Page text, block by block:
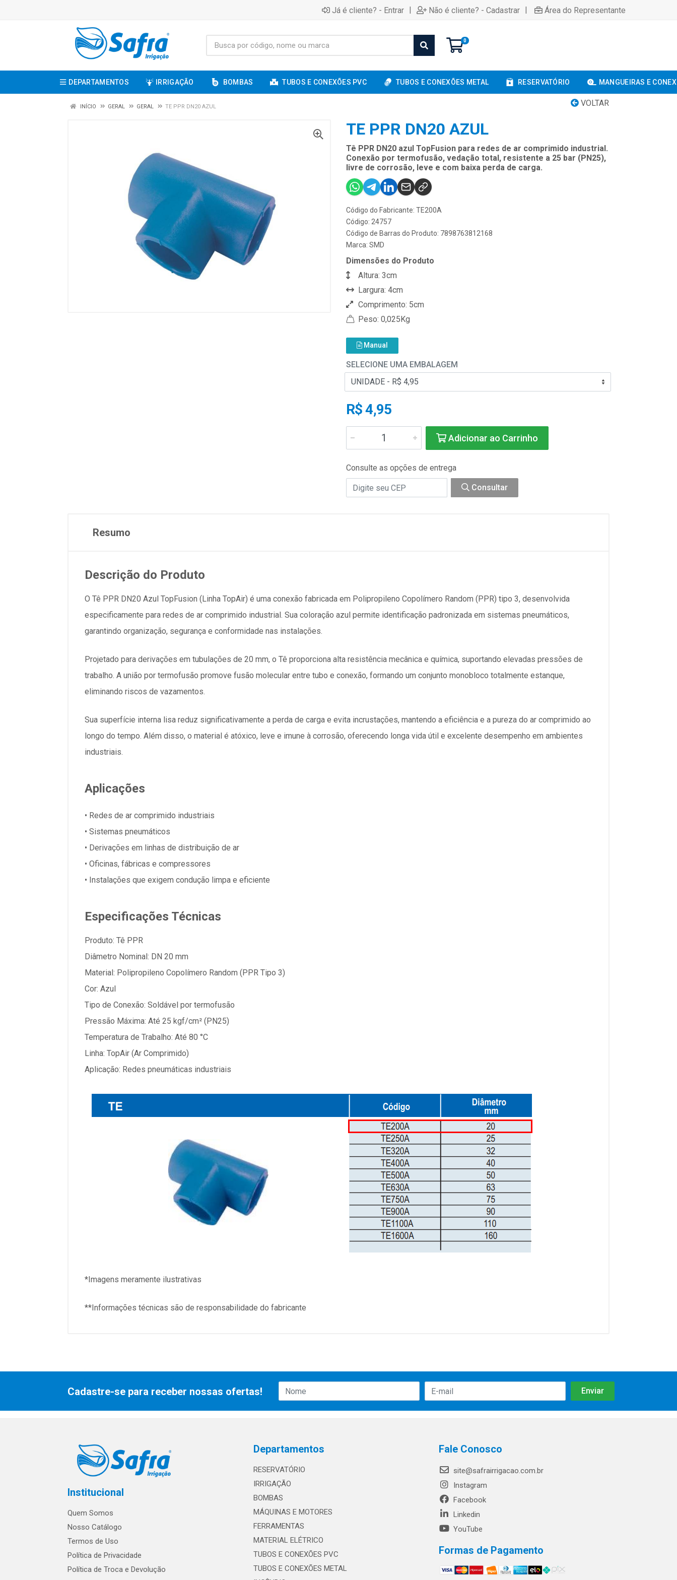
Já é cliente? - Entrar | Não é cliente? - Cadastrar | Área do Representante
0
DEPARTAMENTOS IRRIGAÇÃO BOMBAS TUBOS E CONEXÕES PVC TUBOS E CONEXÕES METAL RESERVATÓRIO MANGUEIRAS E
VOLTAR
INÍCIO GERAL GERAL TE PPR DN20 AZUL
TE PPR DN20 AZUL
Tê PPR DN20 azul TopFusion para redes de ar comprimido industrial.
Conexão por termofusão, vedação total, resistente a 25 bar (PN25),
livre de corrosão, leve e com baixa perda de carga.
Código do Fabricante: TE200A
Código: 24757
Código de Barras do Produto: 7898763812168
Marca: SMD
Dimensões do Produto
Altura: 3cm
Largura: 4cm
Comprimento: 5cm
Peso: 0,025Kg
Manual
SELECIONE UMA EMBALAGEM
R$ 4,95
Adicionar ao Carrinho
Consulte as opções de entrega
Consultar
Resumo
Descrição do Produto
O Tê PPR DN20 Azul TopFusion (Linha TopAir) é uma conexão fabricada em Polipropileno Copolímero Random (PPR) tipo 3, desenvolvida
especificamente para redes de ar comprimido industrial. Sua coloração azul permite identificação padronizada em sistemas pneumáticos,
garantindo organização, segurança e conformidade nas instalações.
Projetado para derivações em tubulações de 20 mm, o Tê proporciona alta resistência mecânica e química, suportando elevadas pressões de
trabalho. A união por termofusão promove fusão molecular entre tubo e conexão, formando um conjunto monobloco totalmente estanque,
eliminando riscos de vazamentos.
Sua superfície interna lisa reduz significativamente a perda de carga e evita incrustações, mantendo a eficiência e a pureza do ar comprimido ao
longo do tempo. Além disso, o material é atóxico, leve e imune à corrosão, oferecendo longa vida útil e excelente desempenho em ambientes
industriais.
Aplicações
• Redes de ar comprimido industriais
• Sistemas pneumáticos
• Derivações em linhas de distribuição de ar
• Oficinas, fábricas e compressores
• Instalações que exigem condução limpa e eficiente
Especificações Técnicas
Produto: Tê PPR
Diâmetro Nominal: DN 20 mm
Material: Polipropileno Copolímero Random (PPR Tipo 3)
Cor: Azul
Tipo de Conexão: Soldável por termofusão
Pressão Máxima: Até 25 kgf/cm² (PN25)
Temperatura de Trabalho: Até 80 °C
Linha: TopAir (Ar Comprimido)
Aplicação: Redes pneumáticas industriais
*Imagens meramente ilustrativas
**Informações técnicas são de responsabilidade do fabricante
Cadastre-se para receber nossas ofertas!
Institucional
Quem Somos
Nosso Catálogo
Termos de Uso
Política de Privacidade
Política de Troca e Devolução
Departamentos
RESERVATÓRIO
IRRIGAÇÃO
BOMBAS
MÁQUINAS E MOTORES
FERRAMENTAS
MATERIAL ELÉTRICO
TUBOS E CONEXÕES PVC
TUBOS E CONEXÕES METAL
Fale Conosco
site@safrairrigacao.com.br
Instagram
Facebook
Linkedin
YouTube
Formas de Pagamento